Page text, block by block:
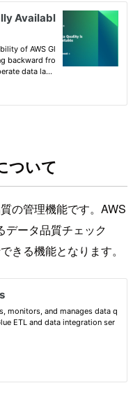
ついて
の管理機能です。AWS
データ品質チェック
きる機能となります。